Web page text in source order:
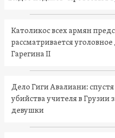
Католикос всех армян
рассматривается
Гарегина II
Дело Гиги Авалиани: спустя
убийства учителя в
девушки